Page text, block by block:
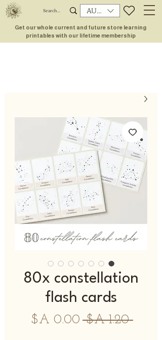
AUD (AU$)
Get our whole current and future store learning
printables with our lifetime membership
80x constellation
flash cards
‏1.20 ‏A$
מחיר